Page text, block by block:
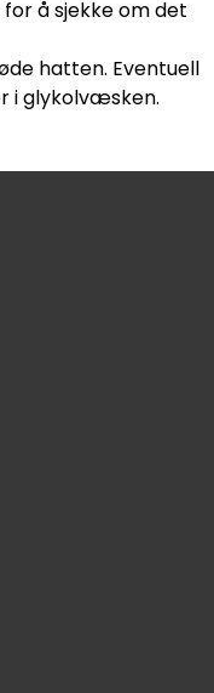
å sjekke om det
hatten. Eventuell
i glykolvæsken.